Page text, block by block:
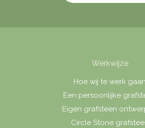
Werkwijze
Hoe wij te werk gaan
Een persoonlijke
Eigen grafsteen
Circle Stone